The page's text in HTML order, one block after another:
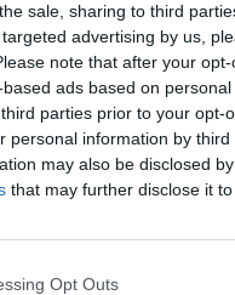
sale, sharing to third
advertising by us,
note that after your
ads based on
parties prior to your opt-
personal information by third
may also be disclosed
that may further disclose it
Opt Outs